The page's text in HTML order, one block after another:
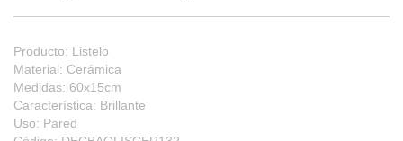
Producto: Listelo
Material: Cerámica
Medidas: 60x15cm
Característica: Brillante
Uso: Pared